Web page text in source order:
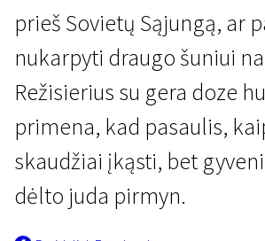
Šiaurės retro
prieš Sovietų Sąjungą, ar
nukarpyti draugo šuniui
Režisierius su gera doze
primena, kad pasaulis,
skaudžiai įkąsti, bet
dėlto juda pirmyn.